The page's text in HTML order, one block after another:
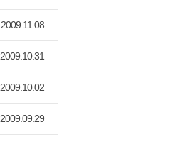
2009.11.08
2009.10.31
2009.10.02
2009.09.29